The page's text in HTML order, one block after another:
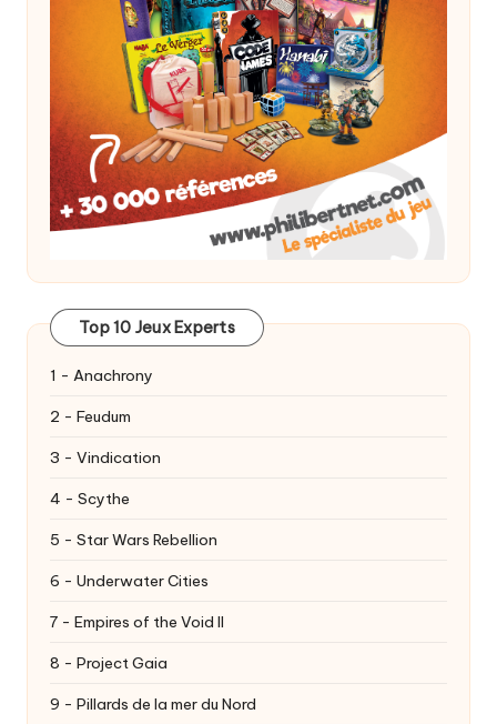
Top 10 Jeux Experts
1 - Anachrony
2 - Feudum
3 - Vindication
4 - Scythe
5 - Star Wars Rebellion
6 - Underwater Cities
7 - Empires of the Void II
8 - Project Gaia
9 - Pillards de la mer du Nord